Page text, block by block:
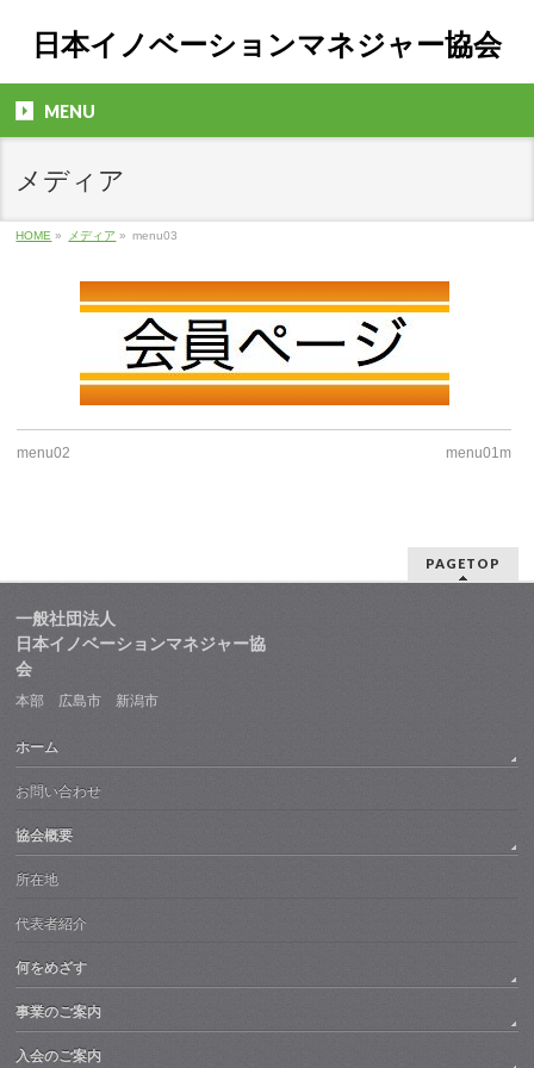
日本イノベーションマネジャー協会
MENU
メディア
HOME » メディア » menu03
menu02 menu01m
PAGETOP
一般社団法人
日本イノベーションマネジャー協
会
本部 広島市 新潟市
ホーム
お問い合わせ
協会概要
所在地
代表者紹介
何をめざす
事業のご案内
入会のご案内